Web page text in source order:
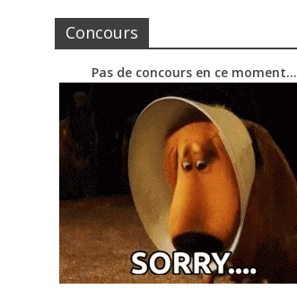
Concours
Pas de concours en ce moment…